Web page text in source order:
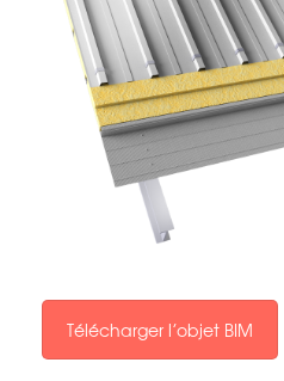
Télécharger l’objet BIM